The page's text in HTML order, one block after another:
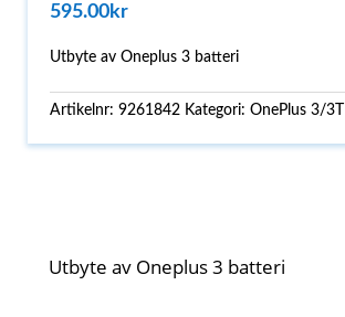
595.00kr
Utbyte av Oneplus 3 batteri
Artikelnr:9261842 Kategori:OnePlus 3/3T
Utbyte av Oneplus 3 batteri